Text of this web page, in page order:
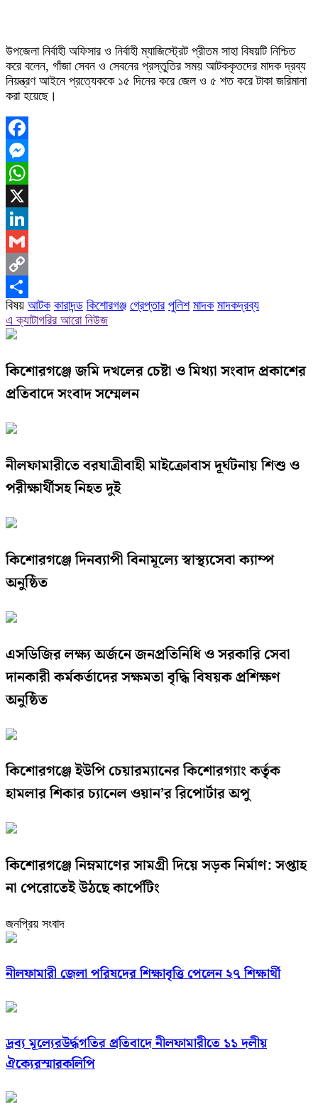
উপজেলা নির্বাহী অফিসার ও নির্বাহী ম্যাজিস্ট্রেট প্রীতম সাহা বিষয়টি নিশ্চিত
করে বলেন, গাঁজা সেবন ও সেবনের প্রস্তুতির সময় আটককৃতদের মাদক দ্রব্য
নিয়ন্ত্রণ আইনে প্রত্যেককে ১৫ দিনের করে জেল ও ৫ শত করে টাকা জরিমানা
করা হয়েছে।
Facebook
Messenger
WhatsApp
X
LinkedIn
Gmail
Copy
Link
Share
বিষয় আটক কারাদন্ড কিশোরগঞ্জ গ্রেপ্তার পুলিশ মাদক মাদকদ্রব্য
এ ক্যাটাগরির আরো নিউজ
কিশোরগঞ্জে জমি দখলের চেষ্টা ও মিথ্যা সংবাদ প্রকাশের
প্রতিবাদে সংবাদ সম্মেলন
নীলফামারীতে বরযাত্রীবাহী মাইক্রোবাস দূর্ঘটনায় শিশু ও
পরীক্ষার্থীসহ নিহত দুই
কিশোরগঞ্জে দিনব্যাপী বিনামূল্যে স্বাস্থ্যসেবা ক্যাম্প
অনুষ্ঠিত
এসডিজির লক্ষ্য অর্জনে জনপ্রতিনিধি ও সরকারি সেবা
দানকারী কর্মকর্তাদের সক্ষমতা বৃদ্ধি বিষয়ক প্রশিক্ষণ
অনুষ্ঠিত
কিশোরগঞ্জে ইউপি চেয়ারম্যানের কিশোরগ্যাং কর্তৃক
হামলার শিকার চ্যানেল ওয়ান’র রিপোর্টার অপু
কিশোরগঞ্জে নিম্নমাণের সামগ্রী দিয়ে সড়ক নির্মাণ: সপ্তাহ
না পেরোতেই উঠছে কার্পেটিং
জনপ্রিয় সংবাদ
নীলফামারী জেলা পরিষদের শিক্ষাবৃত্তি পেলেন ২৭ শিক্ষার্থী
দ্রব্য মূল্যেরউর্দ্ধগতির প্রতিবাদে নীলফামারীতে ১১ দলীয়
ঐক্যেরস্মারকলিপি